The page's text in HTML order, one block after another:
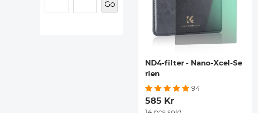
Go
ND4-filter - Nano-Xcel-Se
rien
94
585 Kr